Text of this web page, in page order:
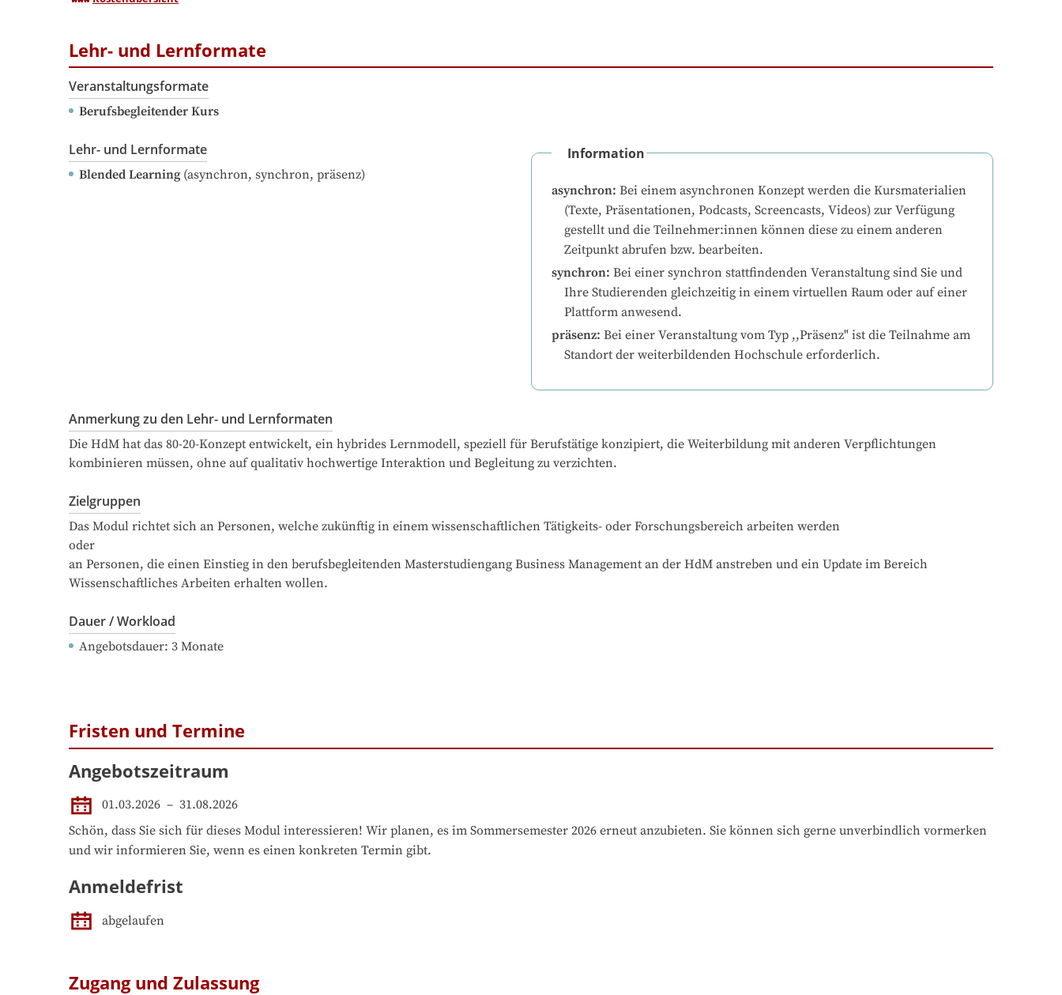
Lehr- und Lernformate
Veranstaltungsformate
Berufsbegleitender Kurs
Lehr- und Lernformate
Blended Learning(asynchron, synchron, präsenz)
Information
asynchron: Bei einem asynchronen Konzept werden die Kursmaterialien
(Texte, Präsentationen, Podcasts, Screencasts, Videos) zur Verfügung
gestellt und die Teilnehmer:innen können diese zu einem anderen
Zeitpunkt abrufen bzw. bearbeiten.
synchron: Bei einer synchron stattfindenden Veranstaltung sind Sie und
Ihre Studierenden gleichzeitig in einem virtuellen Raum oder auf einer
Plattform anwesend.
präsenz: Bei einer Veranstaltung vom Typ ,,Präsenz" ist die Teilnahme am
Standort der weiterbildenden Hochschule erforderlich.
Anmerkung zu den Lehr- und Lernformaten
Die HdM hat das 80-20-Konzept entwickelt, ein hybrides Lernmodell, speziell für Berufstätige konzipiert, die Weiterbildung mit anderen Verpflichtungen
kombinieren müssen, ohne auf qualitativ hochwertige Interaktion und Begleitung zu verzichten.
Zielgruppen
Das Modul richtet sich an Personen, welche zukünftig in einem wissenschaftlichen Tätigkeits- oder Forschungsbereich arbeiten werden
oder
an Personen, die einen Einstieg in den berufsbegleitenden Masterstudiengang Business Management an der HdM anstreben und ein Update im Bereich
Wissenschaftliches Arbeiten erhalten wollen.
Dauer / Workload
Angebotsdauer: 3 Monate
Fristen und Termine
Angebotszeitraum
01.03.2026 – 31.08.2026
Schön, dass Sie sich für dieses Modul interessieren! Wir planen, es im Sommersemester 2026 erneut anzubieten. Sie können sich gerne unverbindlich vormerken
und wir informieren Sie, wenn es einen konkreten Termin gibt.
Anmeldefrist
abgelaufen
Zugang und Zulassung